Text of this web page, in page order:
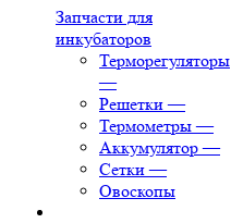
Запчасти для
инкубаторов
Терморегуляторы
—
Решетки —
Термометры —
Аккумулятор —
Сетки —
Овоскопы